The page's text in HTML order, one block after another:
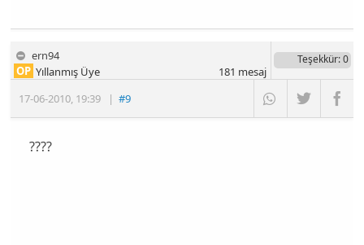
ern94
17-06-2010, 19:39 |#9
OP Yıllanmış Üye
Teşekkür: 0
181 mesaj
????